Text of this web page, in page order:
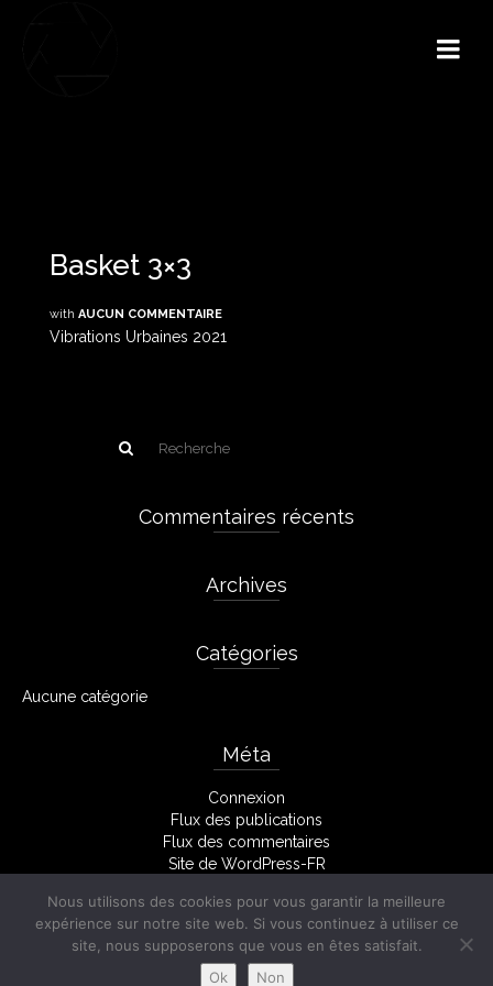
Basket 3×3
with AUCUN COMMENTAIRE
Vibrations Urbaines 2021
Commentaires récents
Archives
Catégories
Aucune catégorie
Méta
Connexion
Flux des publications
Flux des commentaires
Site de WordPress-FR
Facebook Mentions Légales
Nous utilisons des cookies pour vous garantir la meilleure
expérience sur notre site web. Si vous continuez à utiliser ce
site, nous supposerons que vous en êtes satisfait.
Ok
Non